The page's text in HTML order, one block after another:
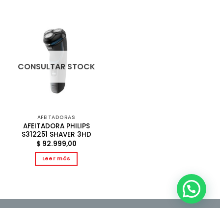
CONSULTAR STOCK
AFEITADORAS
AFEITADORA PHILIPS
S312251 SHAVER 3HD
$ 92.999,00
Leer más